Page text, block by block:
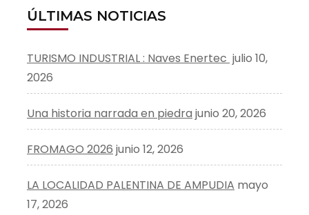
ÚLTIMAS NOTICIAS
TURISMO INDUSTRIAL : Naves Enertec julio 10,
2026
Una historia narrada en piedra junio 20, 2026
FROMAGO 2026 junio 12, 2026
LA LOCALIDAD PALENTINA DE AMPUDIA mayo
17, 2026